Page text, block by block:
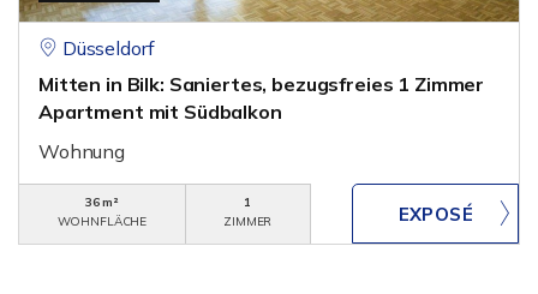
Düsseldorf
Mitten in Bilk: Saniertes, bezugsfreies 1 Zimmer
Apartment mit Südbalkon
Wohnung
36 m²
WOHNFLÄCHE
1
ZIMMER